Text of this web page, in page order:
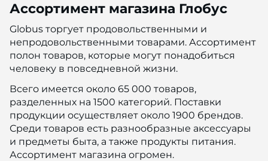
Ассортимент магазина Глобус
Globus торгует продовольственными и
непродовольственными товарами. Ассортимент
полон товаров, которые могут понадобиться
человеку в повседневной жизни.
Всего имеется около 65 000 товаров,
разделенных на 1500 категорий. Поставки
продукции осуществляет около 1900 брендов.
Среди товаров есть разнообразные аксессуары
и предметы быта, а также продукты питания.
Ассортимент магазина огромен.